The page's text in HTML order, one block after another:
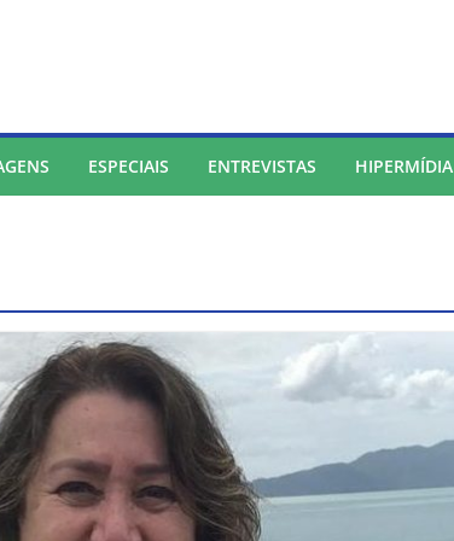
ESPECIAIS ENTREVISTAS HIPERMÍDIA